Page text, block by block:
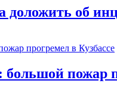
доложить об
пожар